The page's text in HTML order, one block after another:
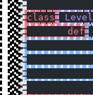
class Level
	def